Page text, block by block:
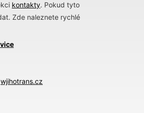
kontakty. Pokud tyto
Zde naleznete rychlé